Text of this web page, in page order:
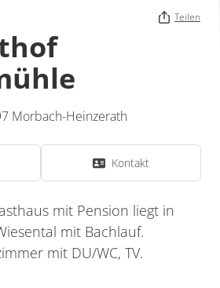
Teilen
Morbach-Heinzerath
Kontakt
mit Pension liegt in
mit Bachlauf.
mit DU/WC, TV.